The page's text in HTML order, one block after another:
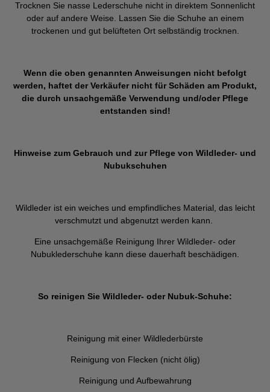
Trocknen Sie nasse Lederschuhe nicht in direktem Sonnenlicht
oder auf andere Weise. Lassen Sie die Schuhe an einem
trockenen und gut belüfteten Ort selbständig trocknen.
Wenn die oben genannten Anweisungen nicht befolgt
werden, haftet der Verkäufer nicht für Schäden am Produkt,
die durch unsachgemäße Verwendung und/oder Pflege
entstanden sind!
Hinweise zum Gebrauch und zur Pflege von Wildleder- und
Nubukschuhen
Wildleder ist ein weiches und empfindliches Material, das leicht
verschmutzt und abgenutzt werden kann.
Eine unsachgemäße Reinigung Ihrer Wildleder- oder
Nubuklederschuhe kann diese dauerhaft beschädigen.
So reinigen Sie Wildleder- oder Nubuk-Schuhe:
Reinigung mit einer Wildlederbürste
Reinigung von Flecken (nicht ölig)
Reinigung und Aufbewahrung